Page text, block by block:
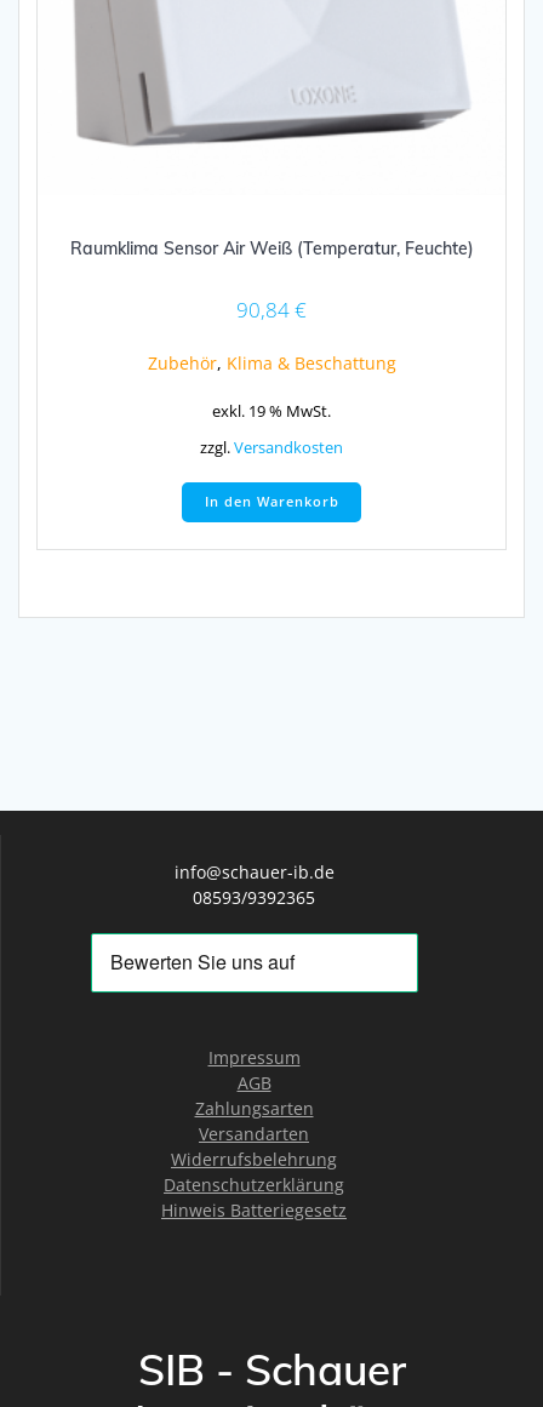
Raumklima Sensor Air Weiß (Temperatur, Feuchte)
90,84€
Zubehör, Klima & Beschattung
exkl. 19 % MwSt.
zzgl.Versandkosten
In den Warenkorb
info@schauer-ib.de
08593/9392365
Impressum
AGB
Zahlungsarten
Versandarten
Widerrufsbelehrung
Datenschutzerklärung
Hinweis Batteriegesetz
SIB - Schauer